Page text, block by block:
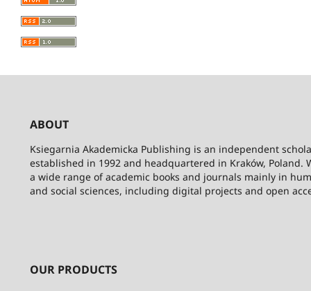
ABOUT
Ksiegarnia Akademicka Publishing is an independent
established in 1992 and headquartered in Kraków, Poland.
a wide range of academic books and journals mainly in
and social sciences, including digital projects and open
OUR PRODUCTS